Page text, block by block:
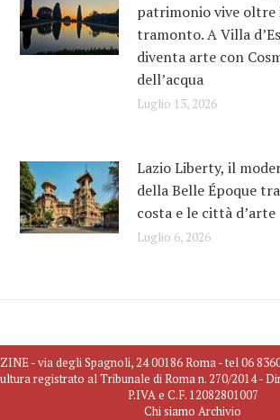
patrimonio vive oltre
tramonto. A Villa
diventa arte con
dell’acqua
Luglio 13, 2026
Lazio Liberty, il
della Belle Époque
costa e le città d’arte
Luglio 6, 2026
- via degli Spagnoli, 24 00186 Roma - tel 06
registrato al Tribunale di Roma n. 270/2014 -
P.IVA e C.F. 12082801007
Chi siamo Archivio